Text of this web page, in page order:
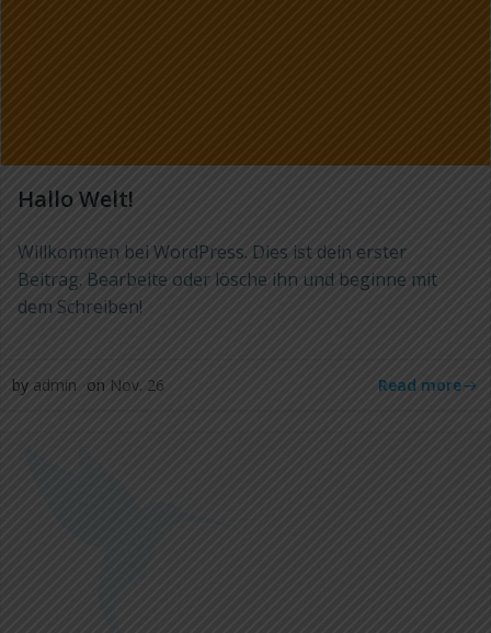
Hallo Welt!
Willkommen bei WordPress. Dies ist dein erster
Beitrag. Bearbeite oder lösche ihn und beginne mit
dem Schreiben!
by admin on Nov. 26 Read more